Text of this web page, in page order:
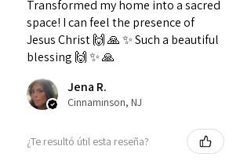
Transformed my home into a sacred
space! I can feel the presence of
Jesus Christ 🙌 🙏 ✨️ Such a beautiful
blessing 🙌 ✨️ 🙏
Jena R.
Cinnaminson, NJ
¿Te resultó útil esta reseña?